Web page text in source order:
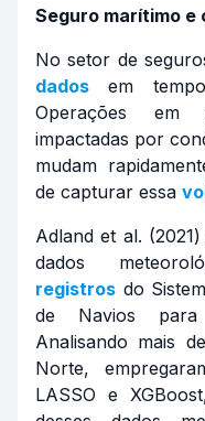
Seguro marítimo e
No setor de
dados
em
Operações em
impactadas por
mudam
de capturar essa
Adland et al.
dados
registros do
de Navios
Analisando mais
Norte,
LASSO e